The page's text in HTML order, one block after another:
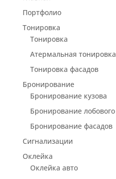
Портфолио
Тонировка
Тонировка
Атермальная тонировка
Тонировка фасадов
Бронирование
Бронирование кузова
Бронирование лобового
Бронирование фасадов
Сигнализации
Оклейка
Оклейка авто